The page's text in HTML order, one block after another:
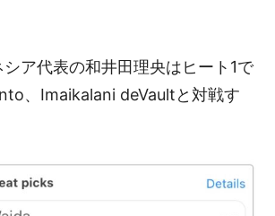
シア代表の和井田理央はヒート1で
、Imaikalani deVaultと対戦す